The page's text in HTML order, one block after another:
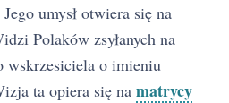
umysł otwiera się na
Polaków zsyłanych na
wskrzesiciela o imieniu
ta opiera się na matrycy